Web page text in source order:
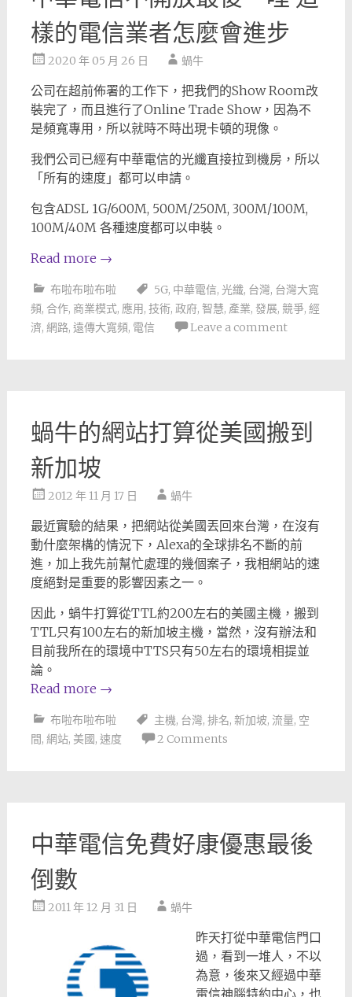
樣的電信業者怎麼會進步
2020 年 05 月 26 日 蝸牛
公司在超前佈署的工作下，把我們的Show Room改
裝完了，而且進行了Online Trade Show，因為不
是頻寬專用，所以就時不時出現卡頓的現像。
我們公司已經有中華電信的光纖直接拉到機房，所以
「所有的速度」都可以申請。
包含ADSL 1G/600M, 500M/250M, 300M/100M,
100M/40M 各種速度都可以申裝。
Read more →
布啦布啦布啦 5G, 中華電信, 光纖, 台灣, 台灣大寬
頻, 合作, 商業模式, 應用, 技術, 政府, 智慧, 產業, 發展, 競爭, 經
濟, 網路, 遠傳大寬頻, 電信 Leave a comment
蝸牛的網站打算從美國搬到
新加坡
2012 年 11 月 17 日 蝸牛
最近實驗的結果，把網站從美國丟回來台灣，在沒有
動什麼架構的情況下，Alexa的全球排名不斷的前
進，加上我先前幫忙處理的幾個案子，我相網站的速
度絕對是重要的影響因素之一。
因此，蝸牛打算從TTL約200左右的美國主機，搬到
TTL只有100左右的新加坡主機，當然，沒有辦法和
目前我所在的環境中TTS只有50左右的環境相提並
論。
Read more →
布啦布啦布啦 主機, 台灣, 排名, 新加坡, 流量, 空
間, 網站, 美國, 速度 2 Comments
中華電信免費好康優惠最後
倒數
2011 年 12 月 31 日 蝸牛
昨天打從中華電信門口
過，看到一堆人，不以
為意，後來又經過中華